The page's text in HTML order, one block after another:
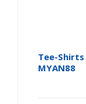
Tee-
MYAN88